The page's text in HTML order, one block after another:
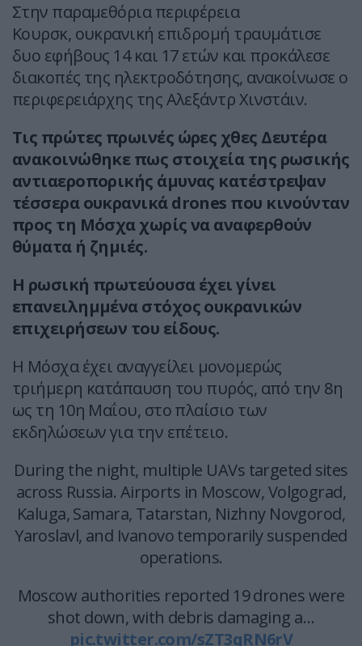
Στην παραμεθόρια περιφέρεια
Κουρσκ, ουκρανική επιδρομή τραυμάτισε
δυο εφήβους 14 και 17 ετών και προκάλεσε
διακοπές της ηλεκτροδότησης, ανακοίνωσε ο
περιφερειάρχης της Αλεξάντρ Χινστάιν.
Τις πρώτες πρωινές ώρες χθες Δευτέρα
ανακοινώθηκε πως στοιχεία της ρωσικής
αντιαεροπορικής άμυνας κατέστρεψαν
τέσσερα ουκρανικά drones που κινούνταν
προς τη Μόσχα χωρίς να αναφερθούν
θύματα ή ζημιές.
Η ρωσική πρωτεύουσα έχει γίνει
επανειλημμένα στόχος ουκρανικών
επιχειρήσεων του είδους.
Η Μόσχα έχει αναγγείλει μονομερώς
τριήμερη κατάπαυση του πυρός, από την 8η
ως τη 10η Μαΐου, στο πλαίσιο των
εκδηλώσεων για την επέτειο.
During the night, multiple UAVs targeted sites
across Russia. Airports in Moscow, Volgograd,
Kaluga, Samara, Tatarstan, Nizhny Novgorod,
Yaroslavl, and Ivanovo temporarily suspended
operations.
Moscow authorities reported 19 drones were
shot down, with debris damaging a…
pic.twitter.com/sZT3qRN6rV